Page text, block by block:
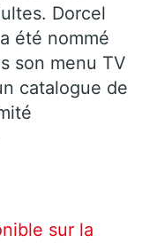
Dorcel
été nommé
son menu TV
catalogue de
sur la